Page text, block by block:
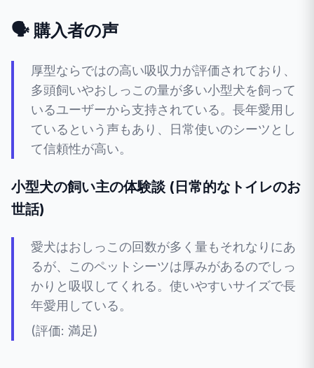
🗣️ 購入者の声
厚型ならではの高い吸収力が評価されており、
多頭飼いやおしっこの量が多い小型犬を飼って
いるユーザーから支持されている。長年愛用し
ているという声もあり、日常使いのシーツとし
て信頼性が高い。
小型犬の飼い主の体験談 (日常的なトイレのお
世話)
愛犬はおしっこの回数が多く量もそれなりにあ
るが、このペットシーツは厚みがあるのでしっ
かりと吸収してくれる。使いやすいサイズで長
年愛用している。
(評価: 満足)